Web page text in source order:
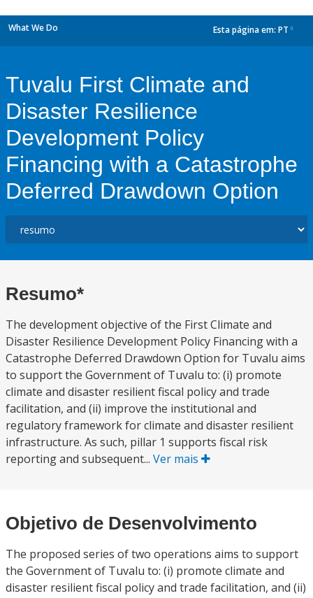
What We Do Esta página em: PT
Tuvalu First Climate and
Disaster Resilience
Development Policy
Financing with a Catastrophe
Deferred Drawdown Option
Resumo*
The development objective of the First Climate and
Disaster Resilience Development Policy Financing with a
Catastrophe Deferred Drawdown Option for Tuvalu aims
to support the Government of Tuvalu to: (i) promote
climate and disaster resilient fiscal policy and trade
facilitation, and (ii) improve the institutional and
regulatory framework for climate and disaster resilient
infrastructure. As such, pillar 1 supports fiscal risk
reporting and subsequent... Ver mais
Objetivo de Desenvolvimento
The proposed series of two operations aims to support
the Government of Tuvalu to: (i) promote climate and
disaster resilient fiscal policy and trade facilitation, and (ii)